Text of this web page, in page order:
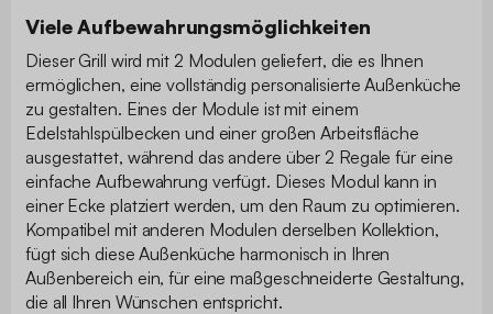
Viele Aufbewahrungsmöglichkeiten
Dieser Grill wird mit 2 Modulen geliefert, die es Ihnen
ermöglichen, eine vollständig personalisierte Außenküche
zu gestalten. Eines der Module ist mit einem
Edelstahlspülbecken und einer großen Arbeitsfläche
ausgestattet, während das andere über 2 Regale für eine
einfache Aufbewahrung verfügt. Dieses Modul kann in
einer Ecke platziert werden, um den Raum zu optimieren.
Kompatibel mit anderen Modulen derselben Kollektion,
fügt sich diese Außenküche harmonisch in Ihren
Außenbereich ein, für eine maßgeschneiderte Gestaltung,
die all Ihren Wünschen entspricht.